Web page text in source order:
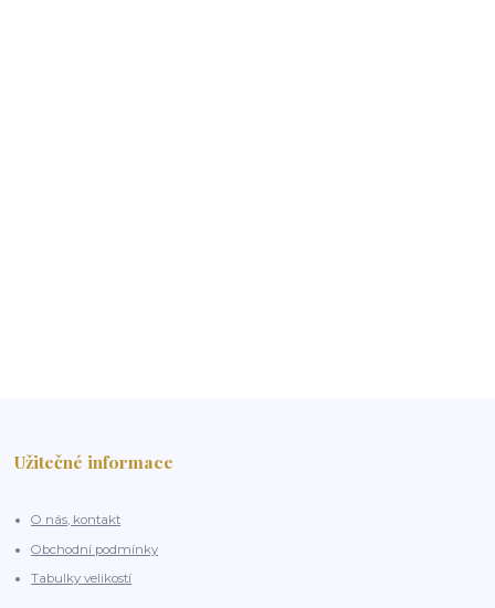
Užitečné informace
O nás, kontakt
Obchodní podmínky
Tabulky velikostí